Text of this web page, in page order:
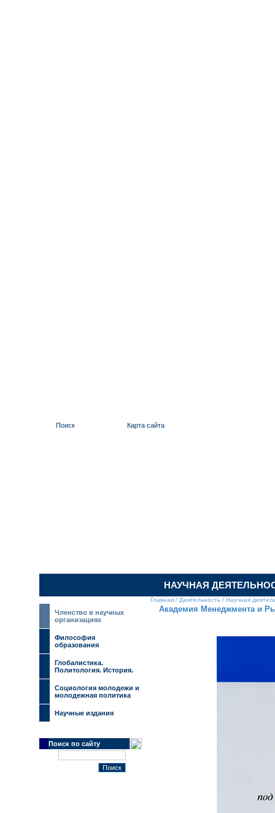
Поиск Карта сайта
НАУЧНАЯ
Членство в научных
организациях
Философия
образования
Глобалистика.
Политология. История.
Социология молодежи и
молодежная политика
Научные издания
Поиск по сайту
Главная / Деятельность / Научная
Академия Менеджмента и